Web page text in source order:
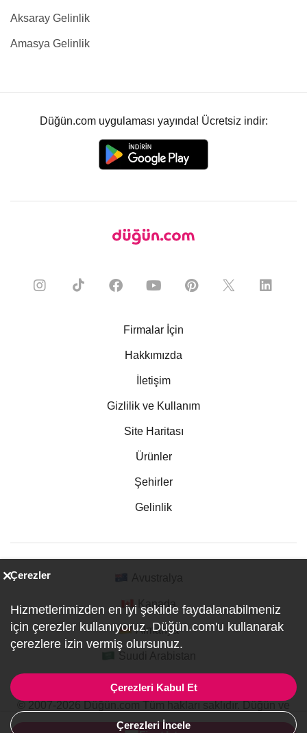
Aksaray Gelinlik
Amasya Gelinlik
Düğün.com uygulaması yayında! Ücretsiz indir:
Firmalar İçin
Hakkımızda
İletişim
Gizlilik ve Kullanım
Site Haritası
Ürünler
Şehirler
Gelinlik
Kanada
Almanya
Özel Etkinlik Online Planlama Sitesi.
Çerezler
Hizmetlerimizden en iyi şekilde faydalanabilmeniz
için çerezler kullanıyoruz. Düğün.com'u kullanarak
çerezlere izin vermiş olursunuz.
Çerezleri Kabul Et
Çerezleri İncele